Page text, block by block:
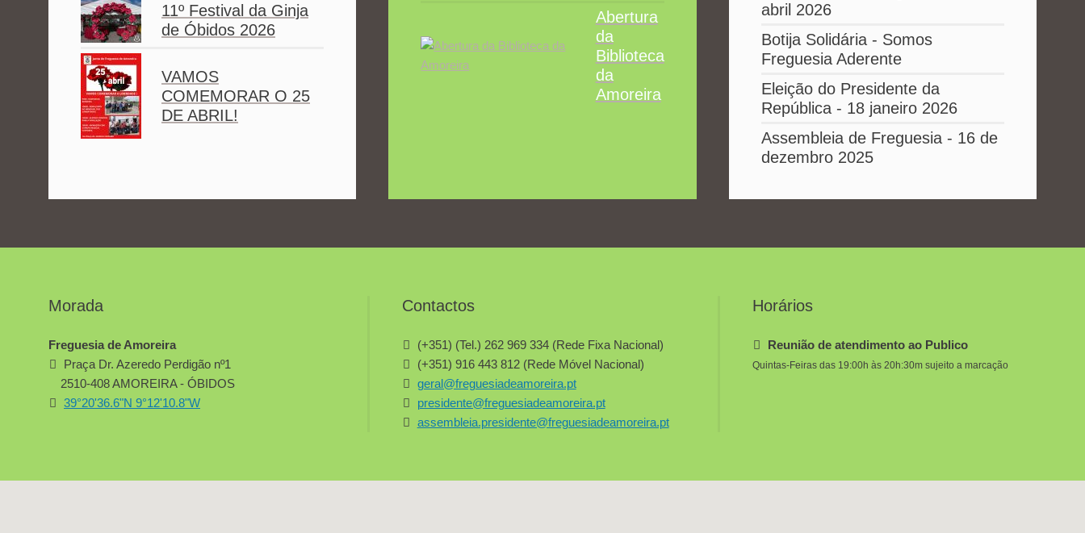
11º Festival da Ginja
de Óbidos 2026
VAMOS
COMEMORAR O 25
DE ABRIL!
Abertura
da
Biblioteca
da
Amoreira
abril 2026
Botija Solidária - Somos
Freguesia Aderente
Eleição do Presidente da
República - 18 janeiro 2026
Assembleia de Freguesia - 16 de
dezembro 2025
Morada
Freguesia de Amoreira
Praça Dr. Azeredo Perdigão nº1
2510-408 AMOREIRA - ÓBIDOS
39°20'36.6"N 9°12'10.8"W
Contactos
(+351) (Tel.) 262 969 334 (Rede Fixa Nacional)
(+351) 916 443 812 (Rede Móvel Nacional)
geral@freguesiadeamoreira.pt
presidente@freguesiadeamoreira.pt
assembleia.presidente@freguesiadeamoreira.pt
Horários
Reunião de atendimento ao Publico
Quintas-Feiras das 19:00h às 20h:30m sujeito a marcação